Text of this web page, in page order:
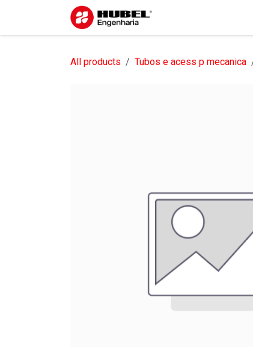
Pular para o conteúdo
All products Tubos e acess p mecanica